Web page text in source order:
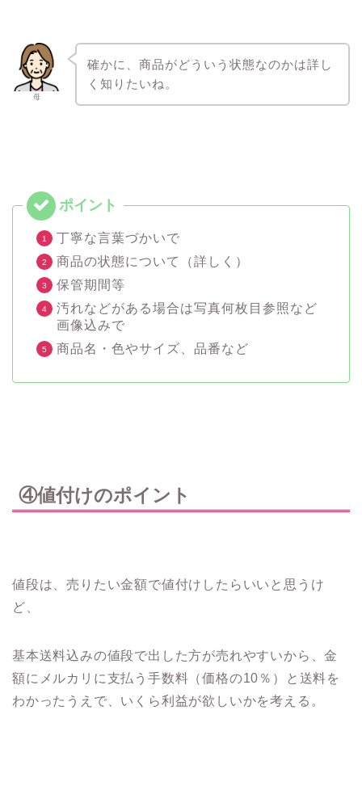
母
確かに、商品がどういう状態なのかは詳し
く知りたいね。
丁寧な言葉づかいで
商品の状態について（詳しく）
保管期間等
汚れなどがある場合は写真何枚目参照など
画像込みで
商品名・色やサイズ、品番など
④値付けのポイント
値段は、売りたい金額で値付けしたらいいと思うけ
ど、
基本送料込みの値段で出した方が売れやすいから、金
額にメルカリに支払う手数料（価格の10％）と送料を
わかったうえで、いくら利益が欲しいかを考える。